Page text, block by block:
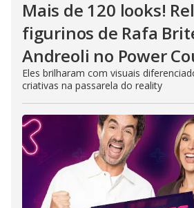
Mais de 120 looks!
figurinos de Rafa
Andreoli no Power
Eles brilharam com visuais
criativas na passarela do reality